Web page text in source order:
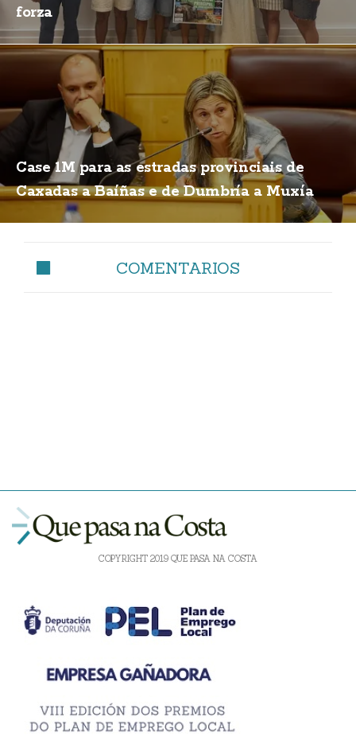
forza
Case 1M para as estradas provinciais de
Caxadas a Baíñas e de Dumbría a Muxía
COMENTARIOS
COPYRIGHT 2019 QUE PASA NA COSTA